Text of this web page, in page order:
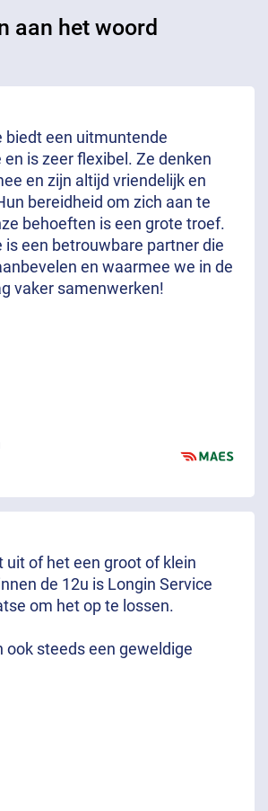
aan het woord
biedt een uitmuntende
is zeer flexibel. Ze denken
en zijn altijd vriendelijk en
bereidheid om zich aan te
behoeften is een grote troef.
is een betrouwbare partner die
en waarmee we in de
vaker samenwerken!
uit of het een groot of klein
de 12u is Longin Service
om het op te lossen.
ook steeds een geweldige